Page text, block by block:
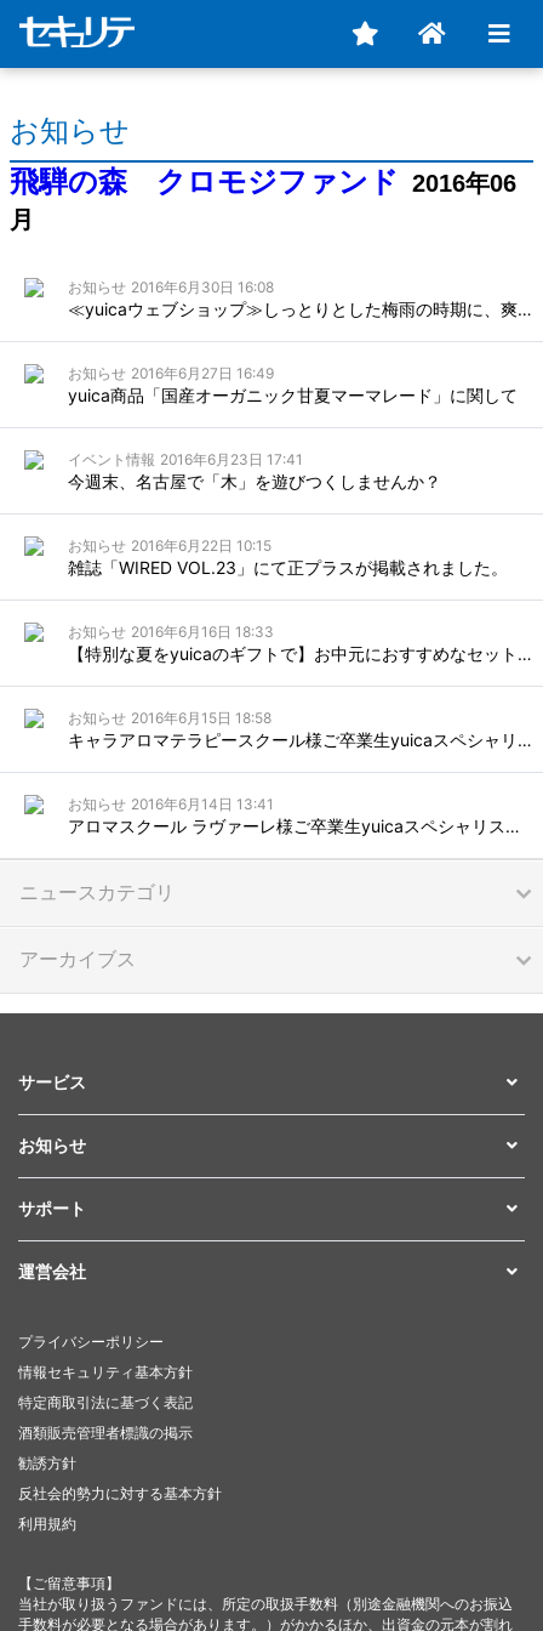
お知らせ
飛騨の森 クロモジファンド
2016年06
月
お知らせ 2016年6月30日 16:08
≪yuicaウェブショップ≫しっとりとした梅雨の時期に、爽やかに森について読書しませんか？
お知らせ 2016年6月27日 16:49
yuica商品「国産オーガニック甘夏マーマレード」に関して
イベント情報 2016年6月23日 17:41
今週末、名古屋で「木」を遊びつくしませんか？
お知らせ 2016年6月22日 10:15
雑誌「WIRED VOL.23」にて正プラスが掲載されました。
お知らせ 2016年6月16日 18:33
【特別な夏をyuicaのギフトで】お中元におすすめなセットを受注開始致します。
お知らせ 2016年6月15日 18:58
キャラアロマテラピースクール様ご卒業生yuicaスペシャリスト認定式及び稲本正講演会を実施しました！
お知らせ 2016年6月14日 13:41
アロマスクール ラヴァーレ様ご卒業生yuicaスペシャリスト認定式が行われました！
ニュースカテゴリ
アーカイブス
サービス
お知らせ
サポート
運営会社
プライバシーポリシー
情報セキュリティ基本方針
特定商取引法に基づく表記
酒類販売管理者標識の掲示
勧誘方針
反社会的勢力に対する基本方針
利用規約
【ご留意事項】
当社が取り扱うファンドには、所定の取扱手数料（別途金融機関へのお振込
手数料が必要となる場合があります。）がかかるほか、出資金の元本が割れ